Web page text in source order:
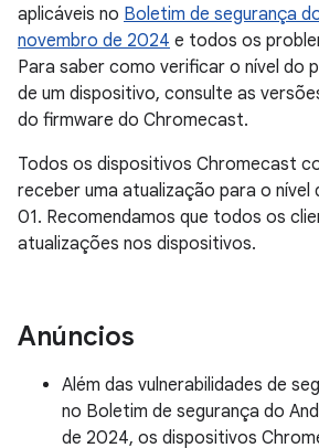
aplicáveis no Boletim de segurança
novembro de 2024 e todos os
Para saber como verificar o nível do
de um dispositivo, consulte as
do firmware do Chromecast.
Todos os dispositivos Chromecast
receber uma atualização para o
01. Recomendamos que todos os
atualizações nos dispositivos.
Anúncios
Além das vulnerabilidades de
no Boletim de segurança do
de 2024, os dispositivos